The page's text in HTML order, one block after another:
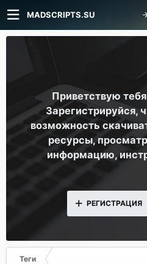
MADSCRIPTS.SU
Приветствую
Зарегистрируйся,
возможность
ресурсы,
информацию,
РЕГИСТРАЦИЯ
Теги